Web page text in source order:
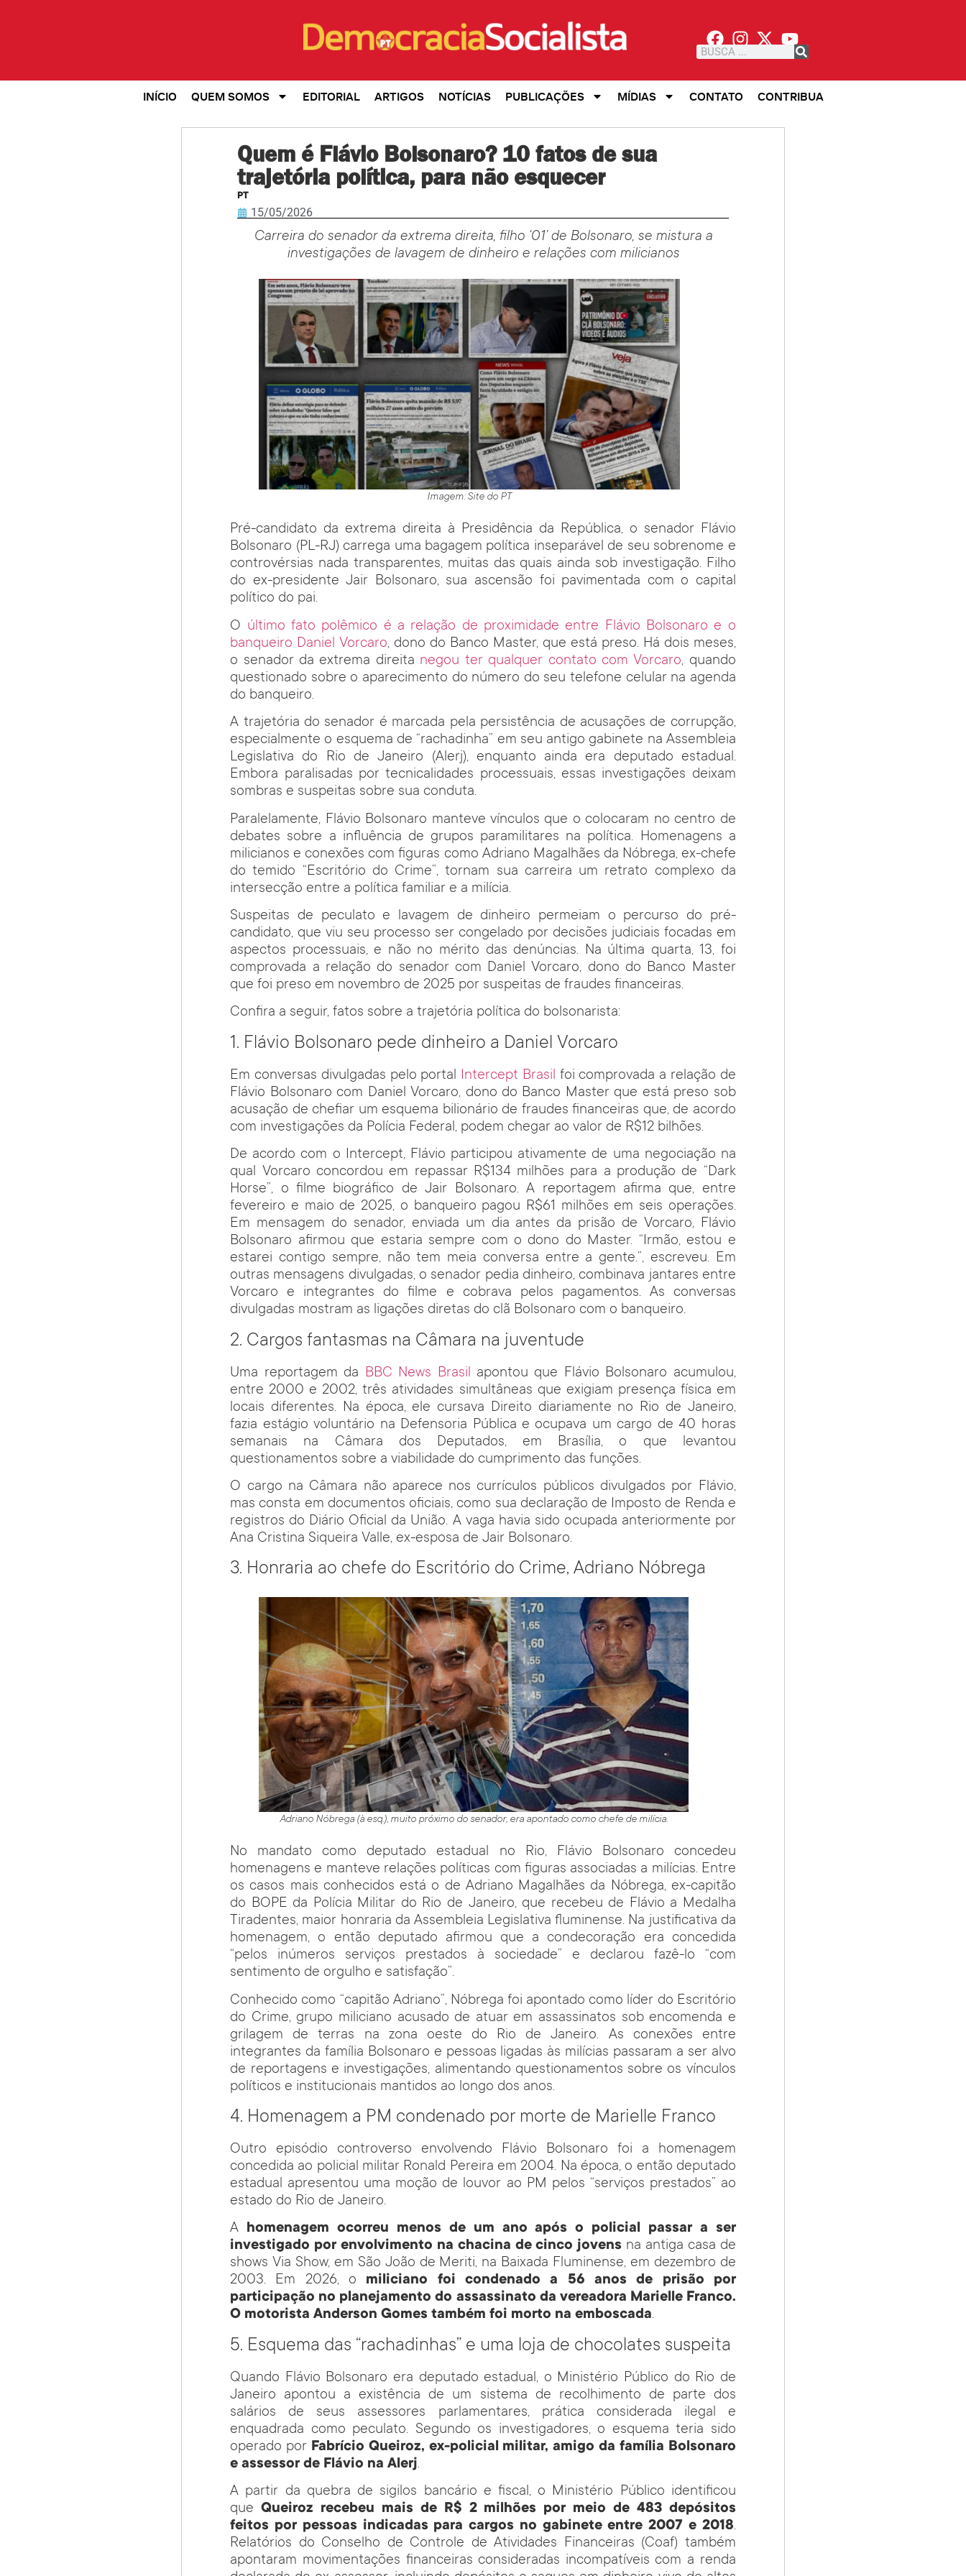
INÍCIO QUEM SOMOS EDITORIAL ARTIGOS NOTÍCIAS PUBLICAÇÕES MÍDIAS CONTATO CONTRIBUA
Quem é Flávio Bolsonaro? 10 fatos de sua
trajetória política, para não esquecer
PT
15/05/2026
Carreira do senador da extrema direita, filho ‘01’ de Bolsonaro, se mistura a
investigações de lavagem de dinheiro e relações com milicianos
Imagem: Site do PT
Pré-candidato da extrema direita à Presidência da República, o senador Flávio
Bolsonaro (PL-RJ) carrega uma bagagem política inseparável de seu sobrenome e
controvérsias nada transparentes, muitas das quais ainda sob investigação. Filho
do ex-presidente Jair Bolsonaro, sua ascensão foi pavimentada com o capital
político do pai.
O último fato polêmico é a relação de proximidade entre Flávio Bolsonaro e o
banqueiro Daniel Vorcaro, dono do Banco Master, que está preso. Há dois meses,
o senador da extrema direita negou ter qualquer contato com Vorcaro, quando
questionado sobre o aparecimento do número do seu telefone celular na agenda
do banqueiro.
A trajetória do senador é marcada pela persistência de acusações de corrupção,
especialmente o esquema de “rachadinha” em seu antigo gabinete na Assembleia
Legislativa do Rio de Janeiro (Alerj), enquanto ainda era deputado estadual.
Embora paralisadas por tecnicalidades processuais, essas investigações deixam
sombras e suspeitas sobre sua conduta.
Paralelamente, Flávio Bolsonaro manteve vínculos que o colocaram no centro de
debates sobre a influência de grupos paramilitares na política. Homenagens a
milicianos e conexões com figuras como Adriano Magalhães da Nóbrega, ex-chefe
do temido “Escritório do Crime”, tornam sua carreira um retrato complexo da
intersecção entre a política familiar e a milícia.
Suspeitas de peculato e lavagem de dinheiro permeiam o percurso do pré-
candidato, que viu seu processo ser congelado por decisões judiciais focadas em
aspectos processuais, e não no mérito das denúncias. Na última quarta, 13, foi
comprovada a relação do senador com Daniel Vorcaro, dono do Banco Master
que foi preso em novembro de 2025 por suspeitas de fraudes financeiras.
Confira a seguir, fatos sobre a trajetória política do bolsonarista:
1. Flávio Bolsonaro pede dinheiro a Daniel Vorcaro
Em conversas divulgadas pelo portal Intercept Brasil foi comprovada a relação de
Flávio Bolsonaro com Daniel Vorcaro, dono do Banco Master que está preso sob
acusação de chefiar um esquema bilionário de fraudes financeiras que, de acordo
com investigações da Polícia Federal, podem chegar ao valor de R$12 bilhões.
De acordo com o Intercept, Flávio participou ativamente de uma negociação na
qual Vorcaro concordou em repassar R$134 milhões para a produção de “Dark
Horse”, o filme biográfico de Jair Bolsonaro. A reportagem afirma que, entre
fevereiro e maio de 2025, o banqueiro pagou R$61 milhões em seis operações.
Em mensagem do senador, enviada um dia antes da prisão de Vorcaro, Flávio
Bolsonaro afirmou que estaria sempre com o dono do Master. “Irmão, estou e
estarei contigo sempre, não tem meia conversa entre a gente.”, escreveu. Em
outras mensagens divulgadas, o senador pedia dinheiro, combinava jantares entre
Vorcaro e integrantes do filme e cobrava pelos pagamentos. As conversas
divulgadas mostram as ligações diretas do clã Bolsonaro com o banqueiro.
2. Cargos fantasmas na Câmara na juventude
Uma reportagem da BBC News Brasil apontou que Flávio Bolsonaro acumulou,
entre 2000 e 2002, três atividades simultâneas que exigiam presença física em
locais diferentes. Na época, ele cursava Direito diariamente no Rio de Janeiro,
fazia estágio voluntário na Defensoria Pública e ocupava um cargo de 40 horas
semanais na Câmara dos Deputados, em Brasília, o que levantou
questionamentos sobre a viabilidade do cumprimento das funções.
O cargo na Câmara não aparece nos currículos públicos divulgados por Flávio,
mas consta em documentos oficiais, como sua declaração de Imposto de Renda e
registros do Diário Oficial da União. A vaga havia sido ocupada anteriormente por
Ana Cristina Siqueira Valle, ex-esposa de Jair Bolsonaro.
3. Honraria ao chefe do Escritório do Crime, Adriano Nóbrega
Adriano Nóbrega (à esq.), muito próximo do senador, era apontado como chefe de milícia.
No mandato como deputado estadual no Rio, Flávio Bolsonaro concedeu
homenagens e manteve relações políticas com figuras associadas a milícias. Entre
os casos mais conhecidos está o de Adriano Magalhães da Nóbrega, ex-capitão
do BOPE da Polícia Militar do Rio de Janeiro, que recebeu de Flávio a Medalha
Tiradentes, maior honraria da Assembleia Legislativa fluminense. Na justificativa da
homenagem, o então deputado afirmou que a condecoração era concedida
“pelos inúmeros serviços prestados à sociedade” e declarou fazê-lo “com
sentimento de orgulho e satisfação”.
Conhecido como “capitão Adriano”, Nóbrega foi apontado como líder do Escritório
do Crime, grupo miliciano acusado de atuar em assassinatos sob encomenda e
grilagem de terras na zona oeste do Rio de Janeiro. As conexões entre
integrantes da família Bolsonaro e pessoas ligadas às milícias passaram a ser alvo
de reportagens e investigações, alimentando questionamentos sobre os vínculos
políticos e institucionais mantidos ao longo dos anos.
4. Homenagem a PM condenado por morte de Marielle Franco
Outro episódio controverso envolvendo Flávio Bolsonaro foi a homenagem
concedida ao policial militar Ronald Pereira em 2004. Na época, o então deputado
estadual apresentou uma moção de louvor ao PM pelos “serviços prestados” ao
estado do Rio de Janeiro.
A homenagem ocorreu menos de um ano após o policial passar a ser
investigado por envolvimento na chacina de cinco jovens na antiga casa de
shows Via Show, em São João de Meriti, na Baixada Fluminense, em dezembro de
2003. Em 2026, o miliciano foi condenado a 56 anos de prisão por
participação no planejamento do assassinato da vereadora Marielle Franco.
O motorista Anderson Gomes também foi morto na emboscada.
5. Esquema das “rachadinhas” e uma loja de chocolates suspeita
Quando Flávio Bolsonaro era deputado estadual, o Ministério Público do Rio de
Janeiro apontou a existência de um sistema de recolhimento de parte dos
salários de seus assessores parlamentares, prática considerada ilegal e
enquadrada como peculato. Segundo os investigadores, o esquema teria sido
operado por Fabrício Queiroz, ex-policial militar, amigo da família Bolsonaro
e assessor de Flávio na Alerj.
A partir da quebra de sigilos bancário e fiscal, o Ministério Público identificou
queQueiroz recebeu mais de R$ 2 milhões por meio de 483 depósitos
feitos por pessoas indicadas para cargos no gabinete entre 2007 e 2018.
Relatórios do Conselho de Controle de Atividades Financeiras (Coaf) também
apontaram movimentações financeiras consideradas incompatíveis com a renda